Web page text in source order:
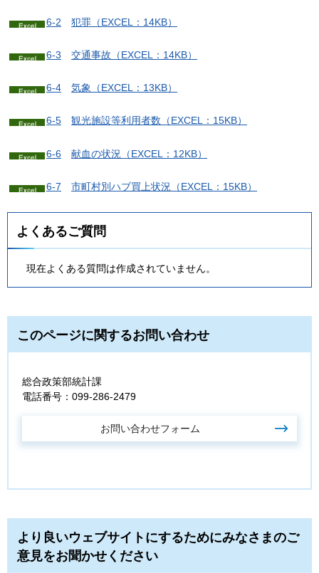
6-2 犯罪（EXCEL：14KB）
6-3 交通事故（EXCEL：14KB）
6-4 気象（EXCEL：13KB）
6-5 観光施設等利用者数（EXCEL：15KB）
6-6 献血の状況（EXCEL：12KB）
6-7 市町村別ハブ買上状況（EXCEL：15KB）
よくあるご質問
現在よくある質問は作成されていません。
このページに関するお問い合わせ
総合政策部統計課
電話番号：099-286-2479
より良いウェブサイトにするためにみなさまのご
意見をお聞かせください